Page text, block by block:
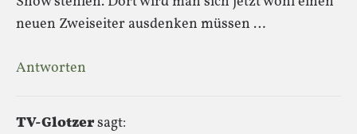
neuen Zweiseiter ausdenken müssen …
Antworten
TV-Glotzersagt: